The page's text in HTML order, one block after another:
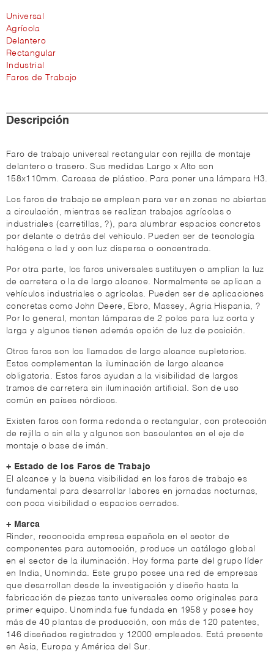
Universal
Agrícola
Delantero
Rectangular
Industrial
Faros de Trabajo
Descripción
Faro de trabajo universal rectangular con rejilla de montaje
delantero o trasero. Sus medidas Largo x Alto son
158x110mm. Carcasa de plástico. Para poner una lámpara H3.
Los faros de trabajo se emplean para ver en zonas no abiertas
a circulación, mientras se realizan trabajos agrícolas o
industriales (carretillas, ?), para alumbrar espacios concretos
por delante o detrás del vehículo. Pueden ser de tecnología
halógena o led y con luz dispersa o concentrada.
Por otra parte, los faros universales sustituyen o amplían la luz
de carretera o la de largo alcance. Normalmente se aplican a
vehículos industriales o agrícolas. Pueden ser de aplicaciones
concretas como John Deere, Ebro, Massey, Agria Hispania, ?
Por lo general, montan lámparas de 2 polos para luz corta y
larga y algunos tienen además opción de luz de posición.
Otros faros son los llamados de largo alcance supletorios.
Estos complementan la iluminación de largo alcance
obligatoria. Estos faros ayudan a la visibilidad de largos
tramos de carretera sin iluminación artificial. Son de uso
común en países nórdicos.
Existen faros con forma redonda o rectangular, con protección
de rejilla o sin ella y algunos son basculantes en el eje de
montaje o base de imán.
+ Estado de los Faros de Trabajo
El alcance y la buena visibilidad en los faros de trabajo es
fundamental para desarrollar labores en jornadas nocturnas,
con poca visibilidad o espacios cerrados.
+ Marca
Rinder, reconocida empresa española en el sector de
componentes para automoción, produce un catálogo global
en el sector de la iluminación. Hoy forma parte del grupo líder
en India, Unominda. Este grupo posee una red de empresas
que desarrollan desde la investigación y diseño hasta la
fabricación de piezas tanto universales como originales para
primer equipo. Unominda fue fundada en 1958 y posee hoy
más de 40 plantas de producción, con más de 120 patentes,
146 diseñados registrados y 12000 empleados. Está presente
en Asia, Europa y América del Sur.